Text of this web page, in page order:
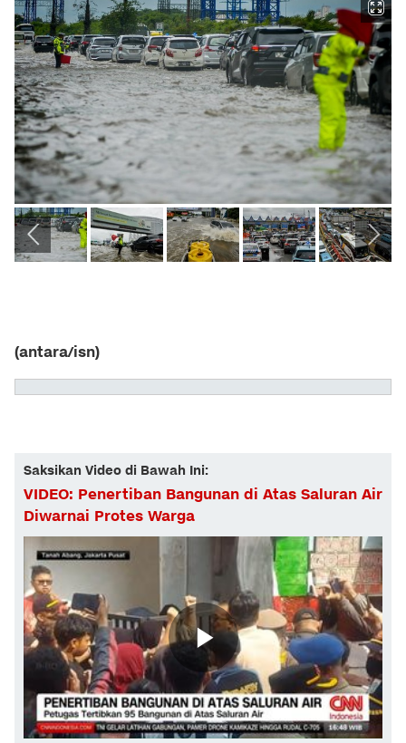
(antara/isn)
Saksikan Video di Bawah Ini:
VIDEO: Penertiban Bangunan di Atas Saluran Air
Diwarnai Protes Warga